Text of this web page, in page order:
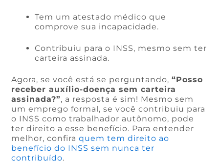
Tem um atestado médico que
comprove sua incapacidade.
Contribuiu para o INSS, mesmo sem ter
carteira assinada.
Agora, se você está se perguntando,“Posso
receber auxílio-doença sem carteira
assinada?”, a resposta é sim! Mesmo sem
um emprego formal, se você contribuiu para
o INSS como trabalhador autônomo, pode
ter direito a esse benefício. Para entender
melhor, confiraquem tem direito ao
benefício do INSS sem nunca ter
contribuído.